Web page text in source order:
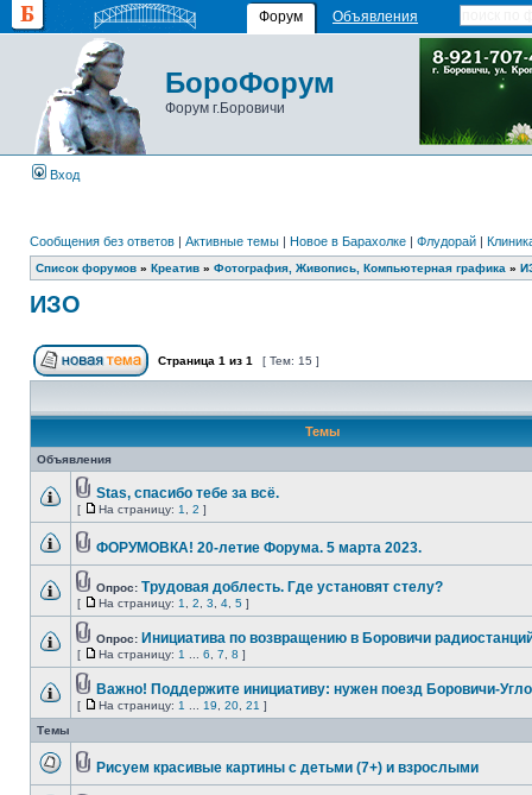
Форум Объявления
БороФорум
Форум г.Боровичи
Вход
Сообщения без ответов | Активные темы | Новое в Барахолке | Флудорай |
Список форумов » Креатив » Фотография, Живопись, Компьютерная графика »
ИЗО
Страница 1 из 1 [ Тем: 15 ]
Темы
Объявления
Stas, спасибо тебе за всё.
[ На страницу: 1 2 ]
ФОРУМОВКА! 20-летие Форума. 5 марта 2023.
Опрос: Трудовая доблесть. Где установят стелу?
[ На страницу: 1 2 3 4 5 ]
Опрос: Инициатива по возвращению в Боровичи
[ На страницу: 1 6 7 8 ]
Важно! Поддержите инициативу: нужен поезд Боровичи-
[ На страницу: 1 19 20 21 ]
Темы
Рисуем красивые картины с детьми (7+) и взрослыми